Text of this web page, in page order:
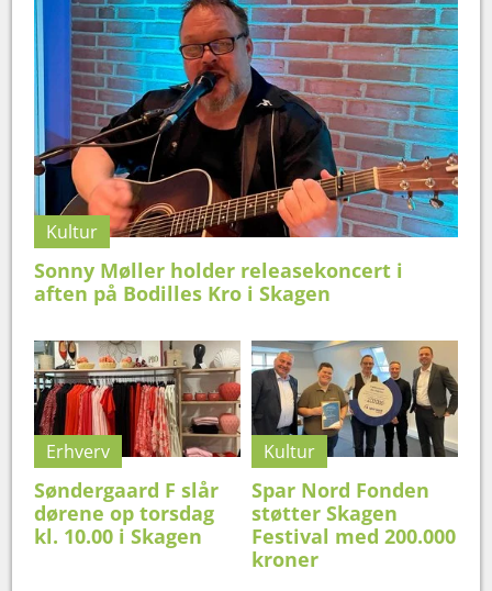
Kultur
Sonny Møller holder releasekoncert i
aften på Bodilles Kro i Skagen
Erhverv
Søndergaard F slår
dørene op torsdag
kl. 10.00 i Skagen
Kultur
Spar Nord Fonden
støtter Skagen
Festival med 200.000
kroner